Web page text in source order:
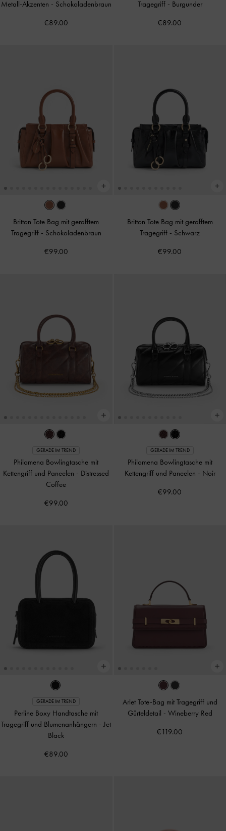
Metall-Akzenten - Schokoladenbraun
€89.00
Tragegriff - Burgunder
€89.00
Britton Tote Bag mit gerafftem
Tragegriff - Schokoladenbraun
€99.00
Britton Tote Bag mit gerafftem
Tragegriff - Schwarz
€99.00
GERADE IM TREND
Philomena Bowlingtasche mit
Kettengriff und Paneelen - Distressed
Coffee
€99.00
GERADE IM TREND
Philomena Bowlingtasche mit
Kettengriff und Paneelen - Noir
€99.00
GERADE IM TREND
Perline Boxy Handtasche mit
Tragegriff und Blumenanhängern -Jet
Black
€89.00
Arlet Tote-Bag mit Tragegriff und
Gürteldetail - Wineberry Red
€119.00